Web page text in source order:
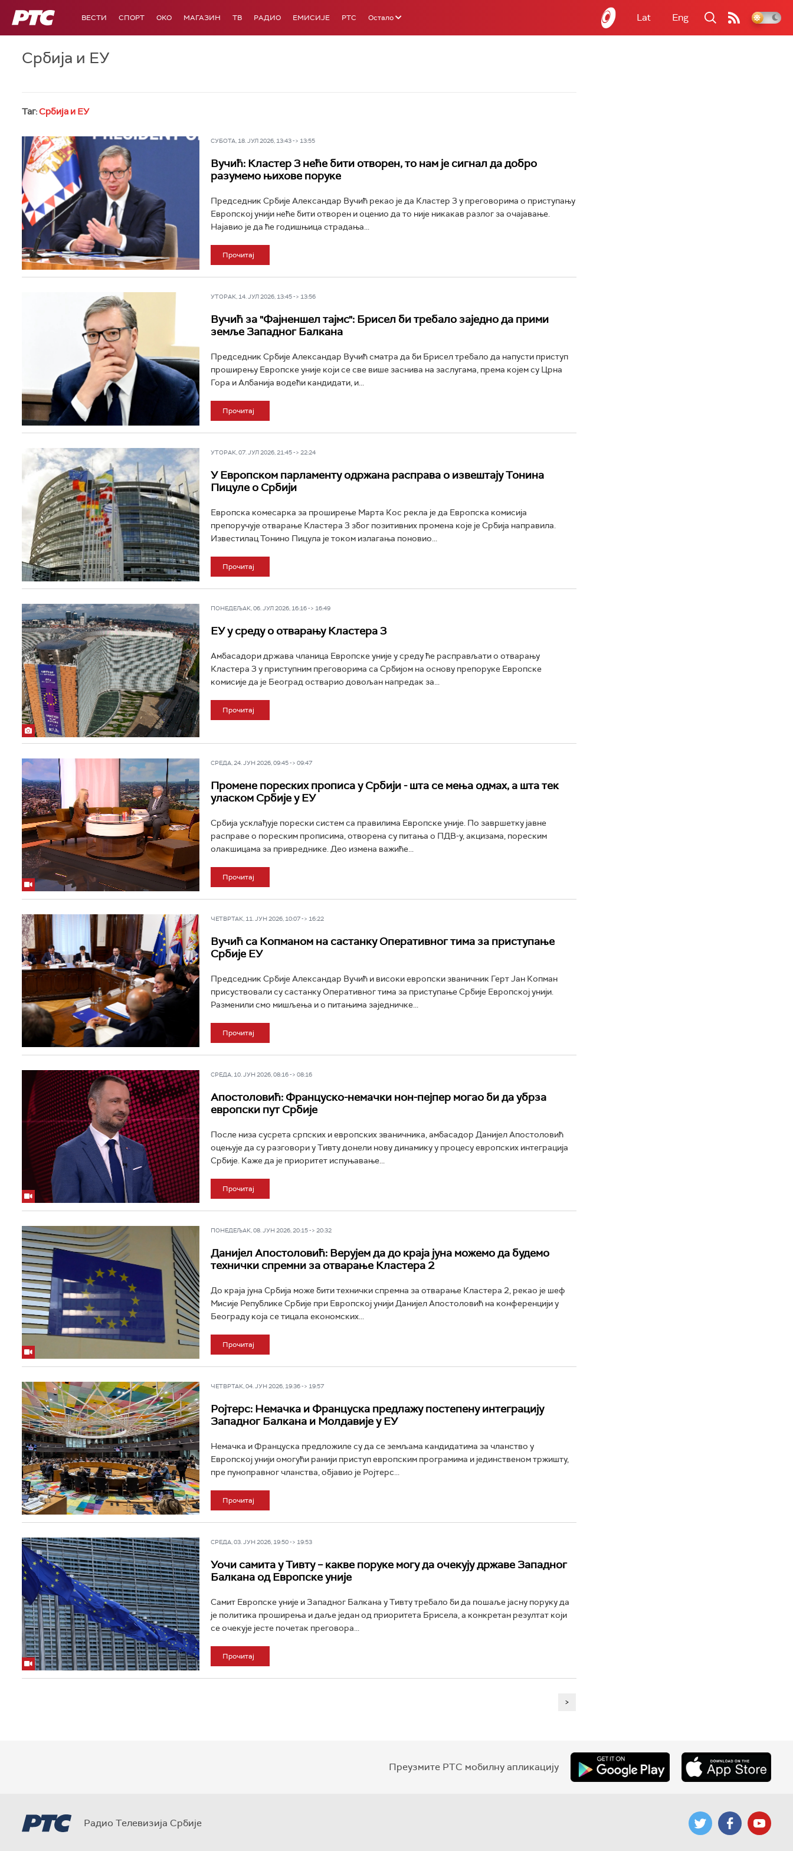
РТС ВЕСТИ СПОРТ OKO МАГАЗИН ТВ РАДИО ЕМИСИЈЕ РТС Остало Lat Eng
Србија и ЕУ
Таг:Србија и ЕУ
СУБОТА, 18. ЈУЛ 2026, 13:43 -> 13:55
Вучић: Кластер 3 неће бити отворен, то нам је сигнал да добро
разумемо њихове поруке
Председник Србије Александар Вучић рекао је да Кластер 3 у преговорима о приступању
Европској унији неће бити отворен и оценио да то није никакав разлог за очајавање.
Најавио је да ће годишњица страдања...
Прочитај
УТОРАК, 14. ЈУЛ 2026, 13:45 -> 13:56
Вучић за "Фајненшел тајмс": Брисел би требало заједно да прими
земље Западног Балкана
Председник Србије Александар Вучић сматра да би Брисел требало да напусти приступ
проширењу Европске уније који се све више заснива на заслугама, према којем су Црна
Гора и Албанија водећи кандидати, и...
Прочитај
УТОРАК, 07. ЈУЛ 2026, 21:45 -> 22:24
У Европском парламенту одржана расправа о извештају Тонина
Пицуле о Србији
Европска комесарка за проширење Марта Кос рекла је да Европска комисија
препоручује отварање Кластера 3 због позитивних промена које је Србија направила.
Известилац Тонино Пицула је током излагања поновио...
Прочитај
ПОНЕДЕЉАК, 06. ЈУЛ 2026, 16:16 -> 16:49
ЕУ у среду о отварању Кластера 3
Амбасадори држава чланица Европске уније у среду ће расправљати о отварању
Кластера 3 у приступним преговорима са Србијом на основу препоруке Европске
комисије да је Београд остварио довољан напредак за...
Прочитај
СРЕДА, 24. ЈУН 2026, 09:45 -> 09:47
Промене пореских прописа у Србији - шта се мења одмах, а шта тек
уласком Србије у ЕУ
Србија усклађује порески систем са правилима Европске уније. По завршетку јавне
расправе о пореским прописима, отворена су питања о ПДВ-у, акцизама, пореским
олакшицама за привреднике. Део измена важиће...
Прочитај
ЧЕТВРТАК, 11. ЈУН 2026, 10:07 -> 16:22
Вучић са Копманом на састанку Оперативног тима за приступање
Србије ЕУ
Председник Србије Александар Вучић и високи европски званичник Герт Јан Копман
присуствовали су састанку Оперативног тима за приступање Србије Европској унији.
Разменили смо мишљења и о питањима заједничке...
Прочитај
СРЕДА, 10. ЈУН 2026, 08:16 -> 08:16
Апостоловић: Француско-немачки нон-пејпер могао би да убрза
европски пут Србије
После низа сусрета српских и европских званичника, амбасадор Данијел Апостоловић
оцењује да су разговори у Тивту донели нову динамику у процесу европских интеграција
Србије. Каже да је приоритет испуњавање...
Прочитај
ПОНЕДЕЉАК, 08. ЈУН 2026, 20:15 -> 20:32
Данијел Апостоловић: Верујем да до краја јуна можемо да будемо
технички спремни за отварање Кластера 2
До краја јуна Србија може бити технички спремна за отварање Кластера 2, рекао је шеф
Мисије Републике Србије при Европској унији Данијел Апостоловић на конференцији у
Београду која се тицала економских...
Прочитај
ЧЕТВРТАК, 04. ЈУН 2026, 19:36 -> 19:57
Ројтерс: Немачка и Француска предлажу постепену интеграцију
Западног Балкана и Молдавије у ЕУ
Немачка и Француска предложиле су да се земљама кандидатима за чланство у
Европској унији омогући ранији приступ европским програмима и јединственом тржишту,
пре пуноправног чланства, објавио је Ројтерс...
Прочитај
СРЕДА, 03. ЈУН 2026, 19:50 -> 19:53
Уочи самита у Тивту – какве поруке могу да очекују државе Западног
Балкана од Европске уније
Самит Европске уније и Западног Балкана у Тивту требало би да пошаље јасну поруку да
је политика проширења и даље један од приоритета Брисела, а конкретан резултат који
се очекује јесте почетак преговора...
Прочитај
>
Преузмите РТС мобилну апликацију
Радио Телевизија Србије